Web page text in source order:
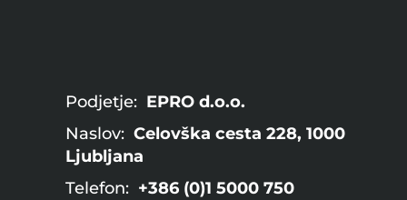
Podjetje: EPRO d.o.o.
Naslov: Celovška cesta 228, 1000
Ljubljana
Telefon: +386 (0)1 5000 750